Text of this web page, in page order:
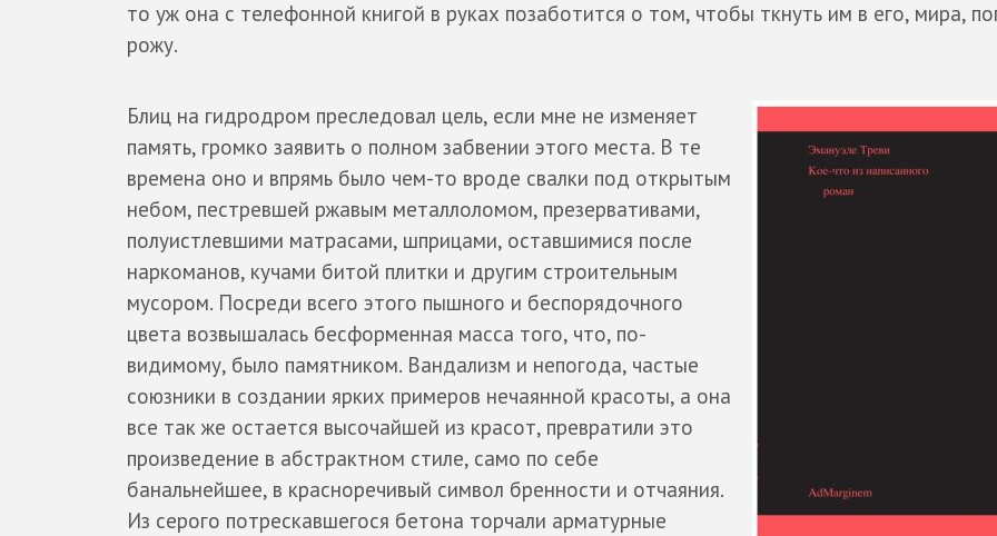
то уж она с телефонной книгой в руках позаботится о том, чтобы ткнуть им в его, мира,
рожу.
Блиц на гидродром преследовал цель, если мне не изменяет
память, громко заявить о полном забвении этого места. В те
времена оно и впрямь было чем-то вроде свалки под открытым
небом, пестревшей ржавым металлоломом, презервативами,
полуистлевшими матрасами, шприцами, оставшимися после
наркоманов, кучами битой плитки и другим строительным
мусором. Посреди всего этого пышного и беспорядочного
цвета возвышалась бесформенная масса того, что, по-
видимому, было памятником. Вандализм и непогода, частые
союзники в создании ярких примеров нечаянной красоты, а она
все так же остается высочайшей из красот, превратили это
произведение в абстрактном стиле, само по себе
банальнейшее, в красноречивый символ бренности и отчаяния.
Из серого потрескавшегося бетона торчали арматурные